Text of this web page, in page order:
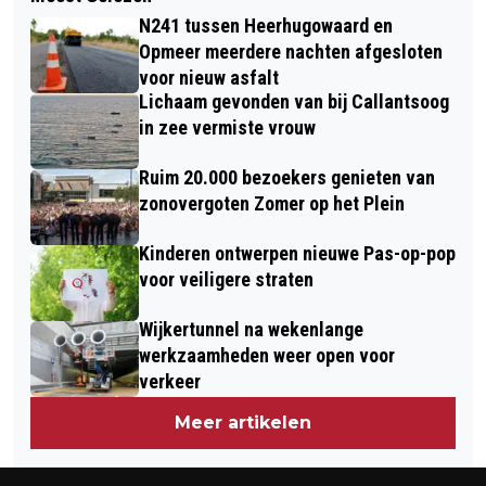
ZESDELIGE SERIE OVER FOTOGRAFIE:
#6: PORTRETFOTOGRAFIE
HOE MAAK IK EEN ONDERNEMING IN
ALKMAAR DUURZAAM?
N241 tussen Heerhugowaard en
Opmeer meerdere nachten afgesloten
voor nieuw asfalt
Lichaam gevonden van bij Callantsoog
in zee vermiste vrouw
Ruim 20.000 bezoekers genieten van
zonovergoten Zomer op het Plein
Kinderen ontwerpen nieuwe Pas-op-pop
voor veiligere straten
Wijkertunnel na wekenlange
werkzaamheden weer open voor
verkeer
Meer artikelen